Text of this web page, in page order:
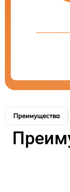
Преимущества